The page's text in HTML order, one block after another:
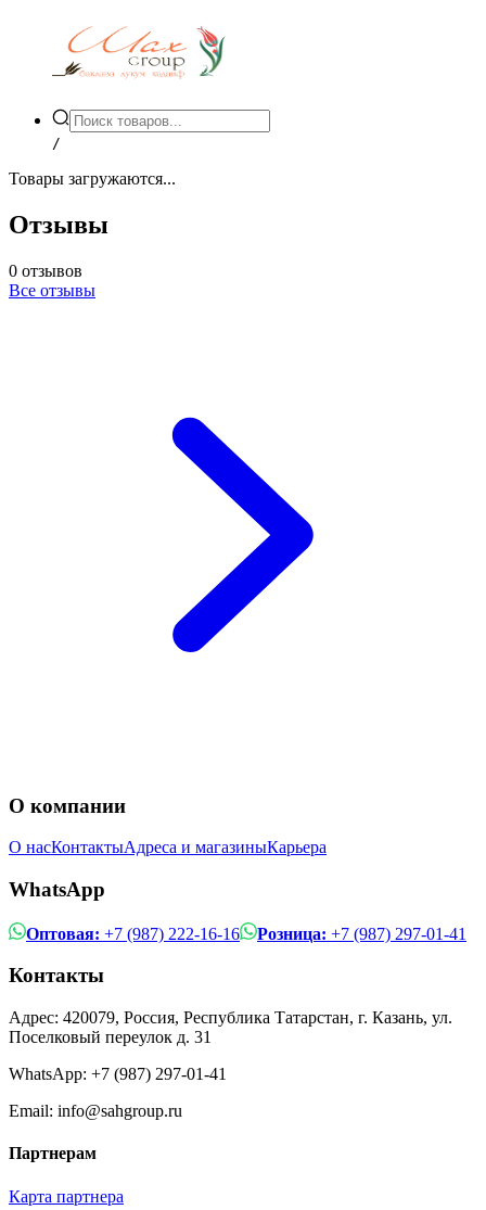
/
Товары загружаются...
Отзывы
0 отзывов
Все отзывы
О компании
О насКонтактыАдреса и магазиныКарьера
WhatsApp
Оптовая: +7 (987) 222-16-16 Розница: +7 (987) 297-01-41
Контакты
Адрес: 420079, Россия, Республика Татарстан, г. Казань, ул.
Поселковый переулок д. 31
WhatsApp: +7 (987) 297-01-41
Email: info@sahgroup.ru
Партнерам
Карта партнера